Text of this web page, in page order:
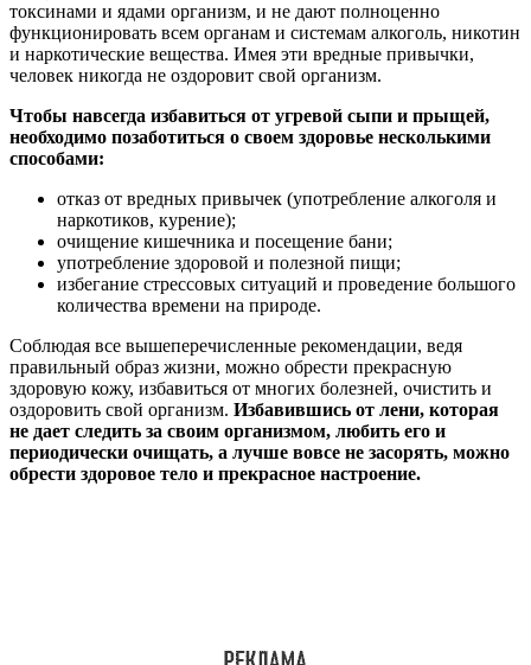
токсинами и ядами организм, и не дают полноценно
функционировать всем органам и системам алкоголь, никотин
и наркотические вещества. Имея эти вредные привычки,
человек никогда не оздоровит свой организм.
Чтобы навсегда избавиться от угревой сыпи и прыщей,
необходимо позаботиться о своем здоровье несколькими
способами:
отказ от вредных привычек (употребление алкоголя и
наркотиков, курение);
очищение кишечника и посещение бани;
употребление здоровой и полезной пищи;
избегание стрессовых ситуаций и проведение большого
количества времени на природе.
Соблюдая все вышеперечисленные рекомендации, ведя
правильный образ жизни, можно обрести прекрасную
здоровую кожу, избавиться от многих болезней, очистить и
оздоровить свой организм. Избавившись от лени, которая
не дает следить за своим организмом, любить его и
периодически очищать, а лучше вовсе не засорять, можно
обрести здоровое тело и прекрасное настроение.